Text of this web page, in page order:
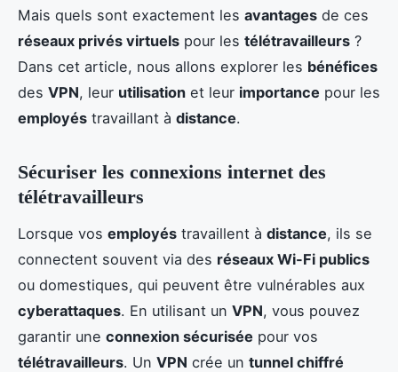
Mais quels sont exactement les avantages de ces
réseaux privés virtuels pour les télétravailleurs ?
Dans cet article, nous allons explorer les bénéfices
des VPN, leur utilisation et leur importance pour les
employés travaillant à distance.
Sécuriser les connexions internet des
télétravailleurs
Lorsque vos employés travaillent à distance, ils se
connectent souvent via des réseaux Wi-Fi publics
ou domestiques, qui peuvent être vulnérables aux
cyberattaques. En utilisant un VPN, vous pouvez
garantir une connexion sécurisée pour vos
télétravailleurs. Un VPN crée un tunnel chiffré